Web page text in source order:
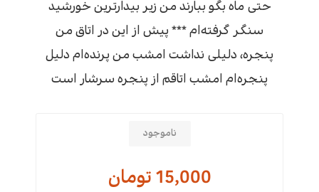
حتی ماه بگو ببارند من زیر بیدارترین خورشید
سنگر گرفته‌ام *** پیش از این در اتاق من
پنجره، دلیلی نداشت امشب من پرنده‌ام دلیل
پنجره‌ام امشب اتاقم از پنجره سرشار است
ناموجود
15,000 تومان